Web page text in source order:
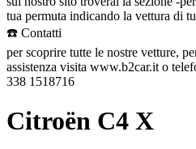
tua permuta indicando la vettura di
☎️ Contatti
per scoprire tutte le nostre vetture,
assistenza visita www.b2car.it o
338 1518716
Citroën C4 X